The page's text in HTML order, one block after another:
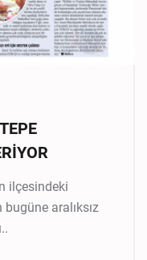
ilçesindeki
aralıksız